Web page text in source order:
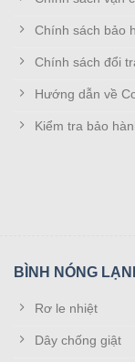
Khả năng
điều hòa
Sản phẩm được
chọn đúng kiểu
thể sử dụng để
9000BTU,
điều khiển điều
dài lâu, lỗi 1 đổi 1
Lưu ý!:
Chính sách bảo
Chính sách đổi
Hướng dẫn về
Kiểm tra bảo
BÌNH NÓNG
Rơ le nhiệt
Dây chống giật